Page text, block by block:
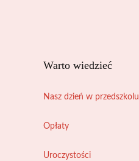
Warto wiedzieć
Nasz dzień w przedszkolu
Opłaty
Uroczystości